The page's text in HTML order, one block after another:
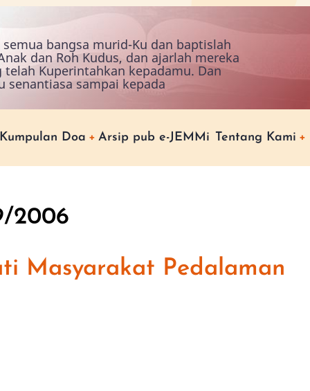
bangsa murid-Ku dan baptislah
dan Roh Kudus, dan ajarlah mereka
Kuperintahkan kepadamu. Dan
senantiasa sampai kepada
Kumpulan Doa Arsip pub e-JEMMi Tentang Kami
2006
Masyarakat Pedalaman